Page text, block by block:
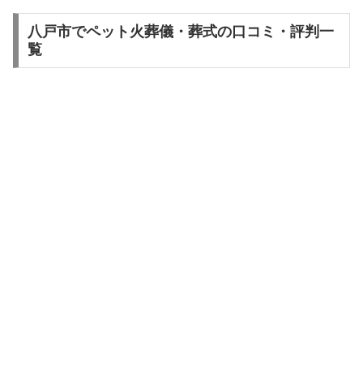
八戸市でペット火葬儀・葬式の口コミ・評判一
覧